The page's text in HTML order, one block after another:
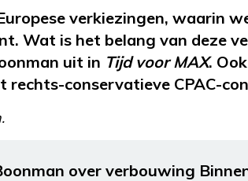
verkiezingen, waarin
Wat is het belang van deze
uit in Tijd voor MAX.
conservatieve CPAC-
over verbouwing